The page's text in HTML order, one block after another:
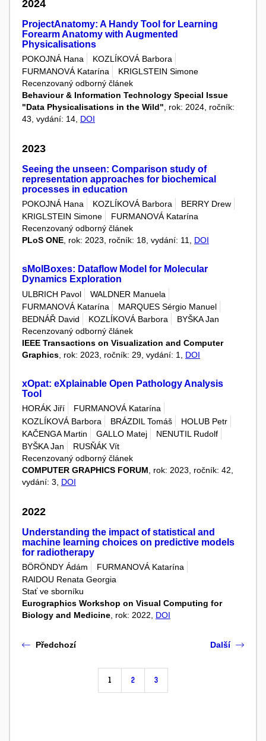
2024
ProjectAnatomy: A Handy Tool for Learning
Forearm Anatomy with Augmented
Physicalisations
POKOJNÁ Hana
KOZLÍKOVÁ Barbora
FURMANOVÁ Katarína
KRIGLSTEIN Simone
Recenzovaný odborný článek
Behaviour & Information Technology Special Issue
"Data Physicalisations in the Wild", rok: 2024, ročník:
43, vydání: 14, DOI
2023
Seeing the unseen: Comparison study of
representation approaches for biochemical
processes in education
POKOJNÁ Hana KOZLÍKOVÁ Barbora
BERRY Drew
KRIGLSTEIN Simone
FURMANOVÁ Katarína
Recenzovaný odborný článek
PLoS ONE, rok: 2023, ročník: 18, vydání: 11, DOI
sMolBoxes: Dataflow Model for Molecular
Dynamics Exploration
ULBRICH Pavol
WALDNER Manuela
FURMANOVÁ Katarína
MARQUES Sérgio Manuel
BEDNÁŘ David
KOZLÍKOVÁ Barbora
BYŠKA Jan
Recenzovaný odborný článek
IEEE Transactions on Visualization and Computer
Graphics , rok: 2023, ročník: 29, vydání: 1, DOI
xOpat: eXplainable Open Pathology Analysis
Tool
HORÁK Jiří
FURMANOVÁ Katarína
KOZLÍKOVÁ Barbora
BRÁZDIL Tomáš
HOLUB Petr
KAČENGA Martin
GALLO Matej
NENUTIL Rudolf
BYŠKA Jan
RUSŇÁK Vít
Recenzovaný odborný článek
COMPUTER GRAPHICS FORUM, rok: 2023, ročník: 42,
vydání: 3, DOI
2022
Understanding the impact of statistical and
machine learning choices on predictive models
for radiotherapy
BÖRÖNDY Ádám
FURMANOVÁ Katarína
RAIDOU Renata Georgia
Stať ve sborníku
Eurographics Workshop on Visual Computing for
Biology and Medicine, rok: 2022, DOI
Předchozí
1 2 3
Další